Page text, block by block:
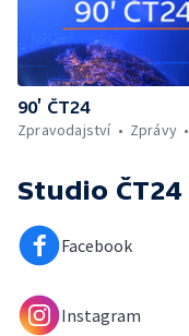
90’ ČT24
Zpravodajství
Zprávy
Studio ČT24
Facebook
Instagram